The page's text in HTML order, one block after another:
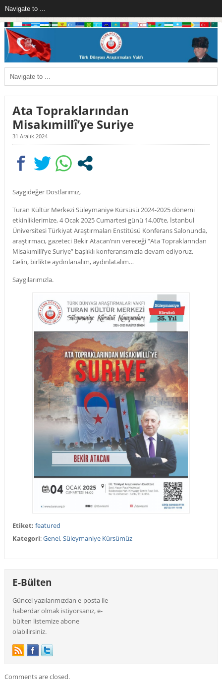
Ata Topraklarından
Misakımillî’ye Suriye
31 Aralık 2024
Saygıdeğer Dostlarımız,
Turan Kültür Merkezi Süleymaniye Kürsüsü 2024-2025 dönemi
etkinliklerimize, 4 Ocak 2025 Cumartesi günü 14.00’te, İstanbul
Üniversitesi Türkiyat Araştırmaları Enstitüsü Konferans Salonunda,
araştırmacı, gazeteci Bekir Atacan’nın vereceği “Ata Topraklarından
Misakımillî’ye Suriye” başlıklı konferansımızla devam ediyoruz.
Gelin, birlikte aydınlanalım, aydınlatalım…
Saygılarımızla.
Etiket: featured
Kategori:Genel,Süleymaniye Kürsümüz
E-Bülten
Güncel yazılarımızdan e-posta ile
haberdar olmak istiyorsanız, e-
bülten listemize abone
olabilirsiniz.
Comments are closed.